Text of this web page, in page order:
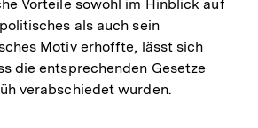
Vorteile sowohl im Hinblick auf
als auch sein
Motiv erhoffte, lässt sich
die entsprechenden Gesetze
verabschiedet wurden.